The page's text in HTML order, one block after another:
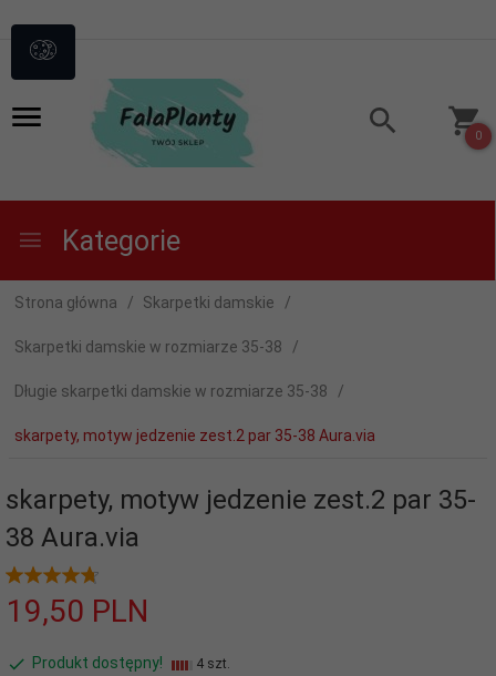
0
Kategorie
Strona główna Skarpetki damskie
Skarpetki damskie w rozmiarze 35-38
Długie skarpetki damskie w rozmiarze 35-38
skarpety, motyw jedzenie zest.2 par 35-38 Aura.via
skarpety, motyw jedzenie zest.2 par 35-
38 Aura.via
19,50 PLN
Produkt dostępny! 4 szt.